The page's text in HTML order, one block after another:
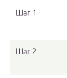
Шаг 1
Шаг 2